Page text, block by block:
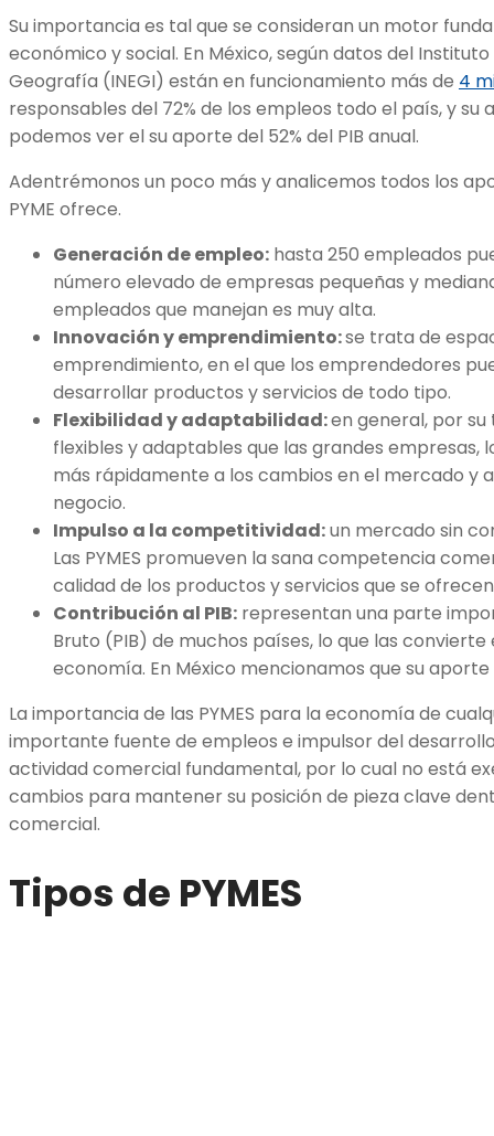
Su importancia es tal que se consideran un motor
económico y social. En México, según datos del
Geografía (INEGI) están en funcionamiento más de 4
responsables del 72% de los empleos todo el país, y
podemos ver el su aporte del 52% del PIB anual.
Adentrémonos un poco más y analicemos todos los
PYME ofrece.
Generación de empleo: hasta 250 empleados
número elevado de empresas pequeñas y
empleados que manejan es muy alta.
Innovación y emprendimiento:se trata de
emprendimiento, en el que los emprendedores
desarrollar productos y servicios de todo tipo.
Flexibilidad y adaptabilidad:en general, por
flexibles y adaptables que las grandes empresas,
más rápidamente a los cambios en el mercado y
negocio.
Impulso a la competitividad:un mercado sin
Las PYMES promueven la sana competencia
calidad de los productos y servicios que se
Contribución al PIB: representan una parte
Bruto (PIB) de muchos países, lo que las
economía. En México mencionamos que su aporte
La importancia de las PYMES para la economía de
importante fuente de empleos e impulsor del
actividad comercial fundamental, por lo cual no está
cambios para mantener su posición de pieza clave
comercial.
Tipos de PYMES